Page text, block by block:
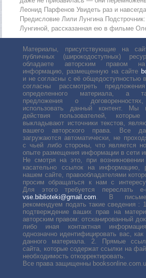
Леонид Парфенов Увидеть раз и
Предисловие Лили Лунгина
Лунгиной, рассказанная ею в фильме
Материалы, присутствующие на
публичных (широкодоступных)
обладаете авторским правом
информацию, размещенную на сайте
и не согласны с её
согласны рассмотреть
определенного материала, а
предложения о
использовать данный контент. Мы
действия пользователей, которые
выкладывают источники текстов,
вашего авторского права. Все
загружаются автоматически, не
с чьей либо стороны, что является
опыте размещения информации в сети
Не смотря на это, при
касательно ссылок на информацию,
нашем сайте, правообладателями
просим обращаться к нам с
Для этого требуется переслать
vse.biblioteki@gmail.com. В письме
рекомендуем подать такие сведения :
подтверждение ваших прав на
авторским правом: отсканированный
либо иная контактная
однозначно идентифицировать вас, как
данного материала. 2. Прямые
сайта, которые содержат ссылки на
необходимость откорректировать.
Все права защищенны